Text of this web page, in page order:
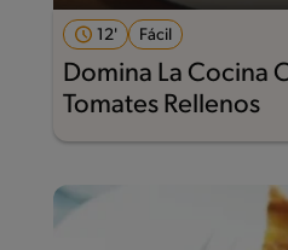
12' Fácil
Domina La Cocina
Tomates Rellenos